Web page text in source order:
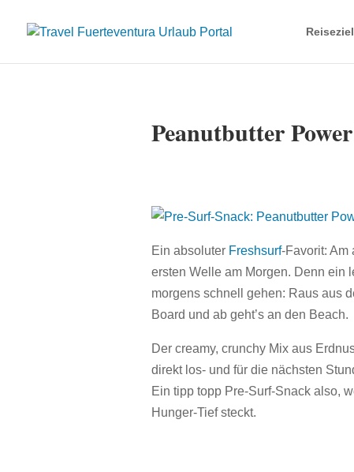
Peanutbutter
Ein absoluter Freshsurf-Favorit: Am
ersten Welle am Morgen. Denn ein
morgens schnell gehen: Raus aus
Board und ab geht’s an den Beach.
Der creamy, crunchy Mix aus
direkt los- und für die nächsten
Ein tipp topp Pre-Surf-Snack also,
Hunger-Tief steckt.